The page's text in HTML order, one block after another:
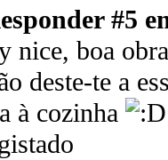
#5
nice, boa
deste-te a
à cozinha